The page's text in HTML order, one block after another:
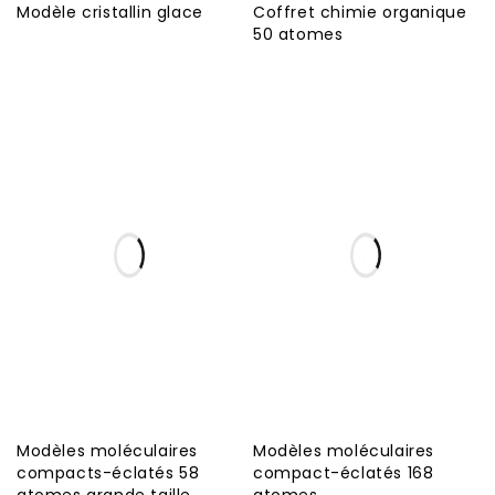
Modèle cristallin glace
Coffret chimie organique
50 atomes
Modèles moléculaires
compacts-éclatés 58
Modèles moléculaires
compact-éclatés 168